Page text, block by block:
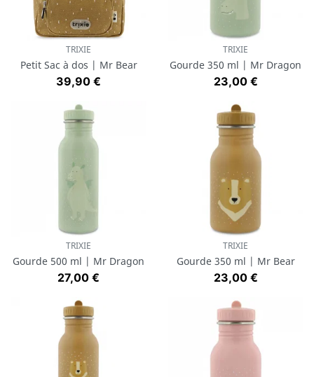
TRIXIE
Petit Sac à dos | Mr Bear
Prix
39,90 €
TRIXIE
Gourde 350 ml | Mr Dragon
Prix
23,00 €
TRIXIE
Gourde 500 ml | Mr Dragon
Prix
27,00 €
TRIXIE
Gourde 350 ml | Mr Bear
Prix
23,00 €